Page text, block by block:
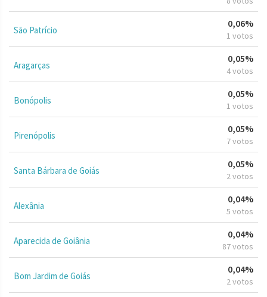
São Patrício
0,06%
1 votos
Aragarças
0,05%
4 votos
Bonópolis
0,05%
1 votos
Pirenópolis
0,05%
7 votos
Santa Bárbara de Goiás
0,05%
2 votos
Alexânia
0,04%
5 votos
Aparecida de Goiânia
0,04%
87 votos
Bom Jardim de Goiás
0,04%
2 votos